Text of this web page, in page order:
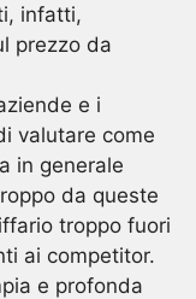
infatti,
prezzo da
e i
valutare come
in generale
da queste
troppo fuori
ai competitor.
e profonda